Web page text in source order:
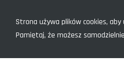
Strona używa plików cookies,
Pamiętaj, że możesz